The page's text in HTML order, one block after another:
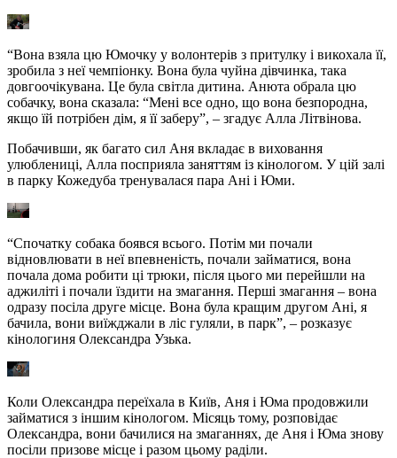
“Вона взяла цю Юмочку у волонтерів з притулку і викохала її,
зробила з неї чемпіонку. Вона була чуйна дівчинка, така
довгоочікувана. Це була світла дитина. Анюта обрала цю
собачку, вона сказала: “Мені все одно, що вона безпородна,
якщо їй потрібен дім, я її заберу”, – згадує Алла Літвінова.
Побачивши, як багато сил Аня вкладає в виховання
улюблениці, Алла посприяла заняттям із кінологом. У цій залі
в парку Кожедуба тренувалася пара Ані і Юми.
“Спочатку собака боявся всього. Потім ми почали
відновлювати в неї впевненість, почали займатися, вона
почала дома робити ці трюки, після цього ми перейшли на
аджиліті і почали їздити на змагання. Перші змагання – вона
одразу посіла друге місце. Вона була кращим другом Ані, я
бачила, вони виїжджали в ліс гуляли, в парк”, – розказує
кінологиня Олександра Узька.
Коли Олександра переїхала в Київ, Аня і Юма продовжили
займатися з іншим кінологом. Місяць тому, розповідає
Олександра, вони бачилися на змаганнях, де Аня і Юма знову
посіли призове місце і разом цьому раділи.